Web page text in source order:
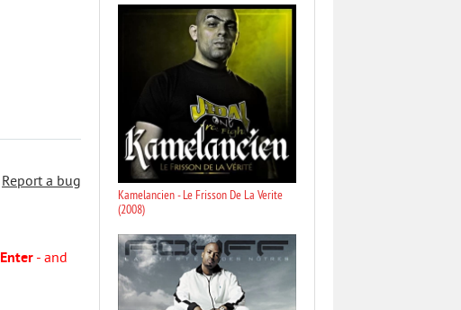
Report a bug
- and
Kamelancien - Le Frisson De La Verite
(2008)